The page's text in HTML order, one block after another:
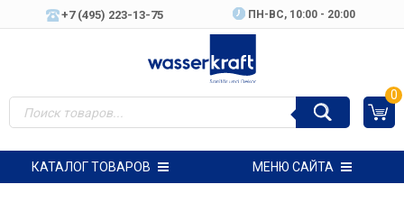
+7 (495) 223-13-75 ПН-ВC, 10:00 - 20:00
0
КАТАЛОГ ТОВАРОВ МЕНЮ САЙТА